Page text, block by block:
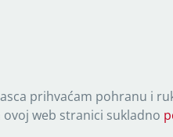
prihvaćam pohranu i
web stranici sukladno